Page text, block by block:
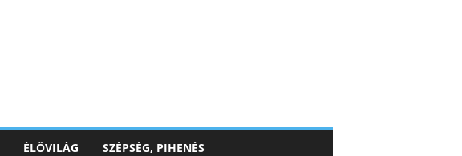
ÉLŐVILÁG SZÉPSÉG, PIHENÉS